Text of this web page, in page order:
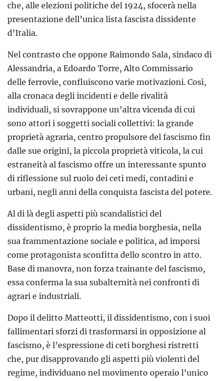
che, alle elezioni politiche del 1924, sfocerà nella
presentazione dell’unica lista fascista dissidente
d’Italia.
Nel contrasto che oppone Raimondo Sala, sindaco di
Alessandria, a Edoardo Torre, Alto Commissario
delle ferrovie, confluiscono varie motivazioni. Così,
alla cronaca degli incidenti e delle rivalità
individuali, si sovrappone un’altra vicenda di cui
sono attori i soggetti sociali collettivi: la grande
proprietà agraria, centro propulsore del fascismo fin
dalle sue origini, la piccola proprietà viticola, la cui
estraneità al fascismo offre un interessante spunto
di riflessione sul ruolo dei ceti medi, contadini e
urbani, negli anni della conquista fascista del potere.
Al di là degli aspetti più scandalistici del
dissidentismo, è proprio la media borghesia, nella
sua frammentazione sociale e politica, ad imporsi
come protagonista sconfitta dello scontro in atto.
Base di manovra, non forza trainante del fascismo,
essa conferma la sua subalternità nei confronti di
agrari e industriali.
Dopo il delitto Matteotti, il dissidentismo, con i suoi
fallimentari sforzi di trasformarsi in opposizione al
fascismo, è l’espressione di ceti borghesi ristretti
che, pur disapprovando gli aspetti più violenti del
regime, individuano nel movimento operaio l’unico